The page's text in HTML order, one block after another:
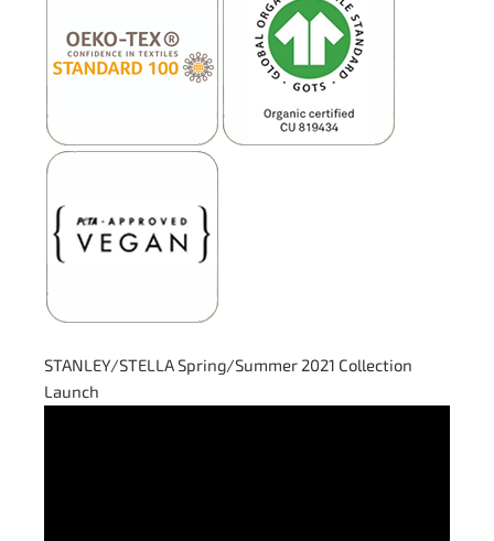
STANLEY/STELLA Spring/Summer 2021 Collection
Launch